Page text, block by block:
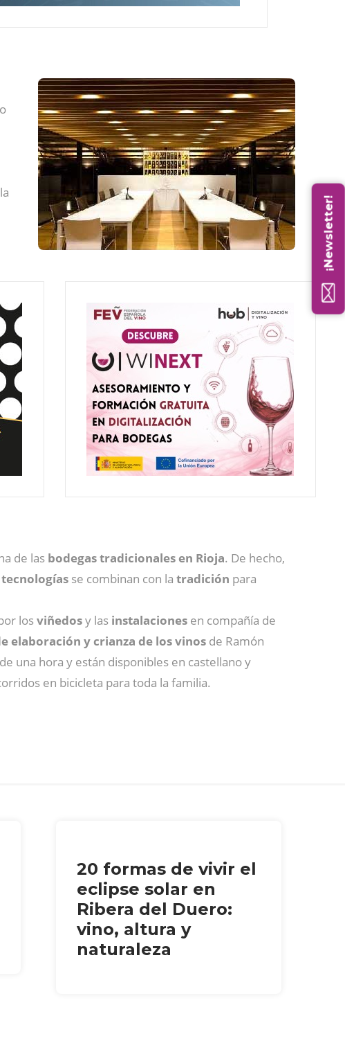
de las bodegas tradicionales en Rioja. De hecho,
se combinan con la tradición para
losviñedosy las instalaciones en compañía de
elaboración y crianza de los vinos de Ramón
una hora y están disponibles en castellano y
en bicicleta para toda la familia.
20 formas de vivir el
eclipse solar en
Ribera del Duero:
vino, altura y
naturaleza
¡Newsletter!